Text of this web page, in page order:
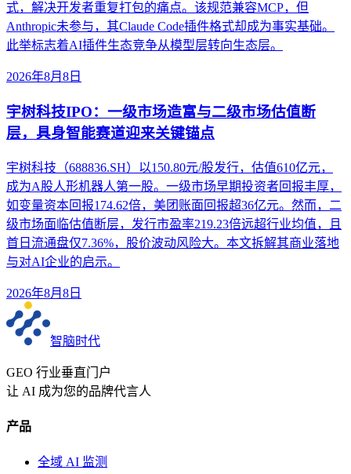
式，解决开发者重复打包的痛点。该规范兼容MCP，但
Anthropic未参与，其Claude Code插件格式却成为事实基础。
此举标志着AI插件生态竞争从模型层转向生态层。
2026年8月8日
宇树科技IPO：一级市场造富与二级市场估值断
层，具身智能赛道迎来关键锚点
宇树科技（688836.SH）以150.80元/股发行，估值610亿元，
成为A股人形机器人第一股。一级市场早期投资者回报丰厚，
如变量资本回报174.62倍，美团账面回报超36亿元。然而，二
级市场面临估值断层，发行市盈率219.23倍远超行业均值，且
首日流通盘仅7.36%，股价波动风险大。本文拆解其商业落地
与对AI企业的启示。
2026年8月8日
智脑时代
GEO 行业垂直门户
让 AI 成为您的品牌代言人
产品
全域 AI 监测